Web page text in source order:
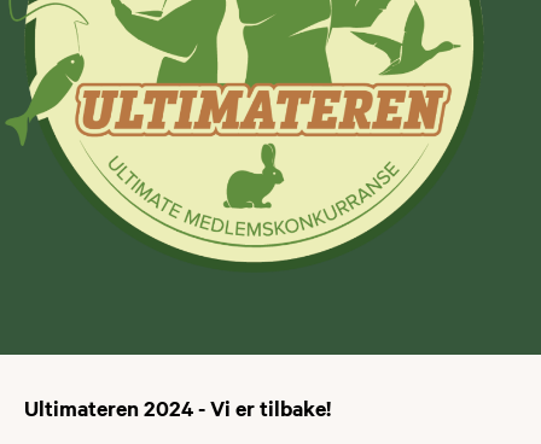
Ultimateren 2024 - Vi er tilbake!